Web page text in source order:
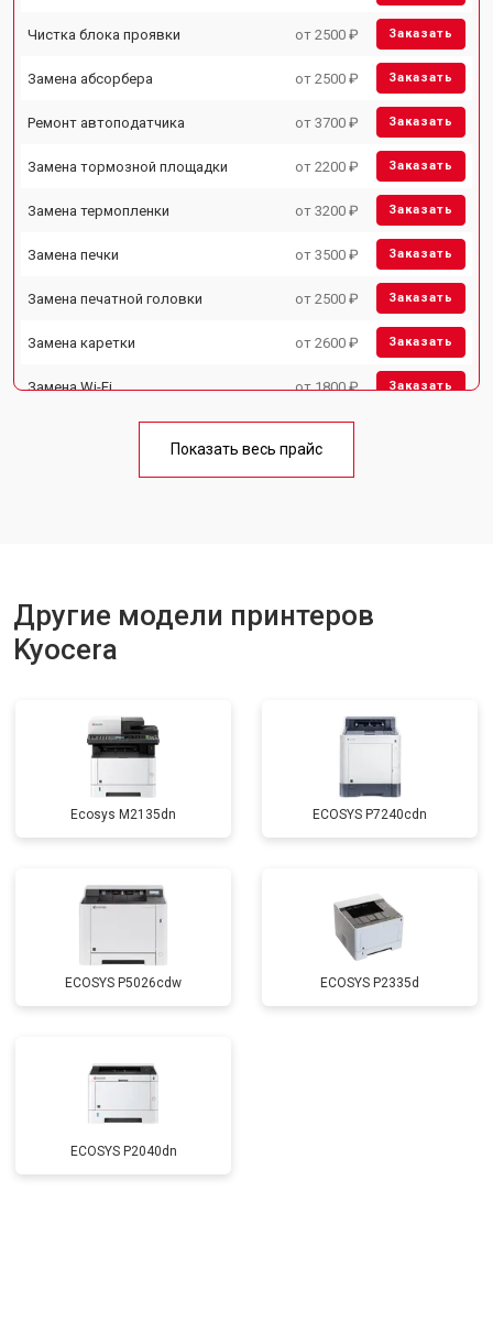
Чистка блока проявки от 2500 ₽ Заказать
Замена абсорбера от 2500 ₽ Заказать
Ремонт автоподатчика от 3700 ₽ Заказать
Замена тормозной площадки от 2200 ₽ Заказать
Замена термопленки от 3200 ₽ Заказать
Замена печки от 3500 ₽ Заказать
Замена печатной головки от 2500 ₽ Заказать
Замена каретки от 2600 ₽ Заказать
Замена Wi-Fi от 1800 ₽ Заказать
от 2600 ₽
Показать весь прайс
Другие модели принтеров
Kyocera
Ecosys M2135dn ECOSYS P7240cdn
ECOSYS P5026cdw ECOSYS P2335d
ECOSYS P2040dn